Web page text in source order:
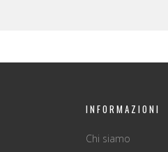
INFORMAZIONI
Chi siamo